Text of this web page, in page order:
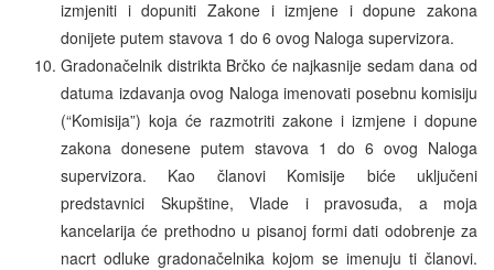
izmjeniti i dopuniti Zakone i izmjene i dopune zakona
donijete putem stavova 1 do 6 ovog Naloga supervizora.
Gradonačelnik distrikta Brčko će najkasnije sedam dana od
datuma izdavanja ovog Naloga imenovati posebnu komisiju
(“Komisija”) koja će razmotriti zakone i izmjene i dopune
zakona donesene putem stavova 1 do 6 ovog Naloga
supervizora. Kao članovi Komisije biće uključeni
predstavnici Skupštine, Vlade i pravosuđa, a moja
kancelarija će prethodno u pisanoj formi dati odobrenje za
nacrt odluke gradonačelnika kojom se imenuju ti članovi.